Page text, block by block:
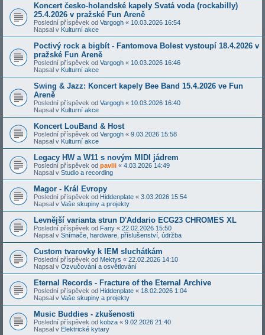
Koncert česko-holandské kapely Svatá voda (rockabilly)
25.4.2026 v pražské Fun Areně
Poslední příspěvek od Vargogh « 10.03.2026 16:54
Napsal v Kulturní akce
Poctivý rock a bigbít - Fantomova Bolest vystoupí 18.4.2026 v
pražské Fun Areně
Poslední příspěvek od Vargogh « 10.03.2026 16:46
Napsal v Kulturní akce
Swing & Jazz: Koncert kapely Bee Band 15.4.2026 ve Fun
Areně
Poslední příspěvek od Vargogh « 10.03.2026 16:40
Napsal v Kulturní akce
Koncert LouBand & Host
Poslední příspěvek od Vargogh « 9.03.2026 15:58
Napsal v Kulturní akce
Legacy HW a W11 s novým MIDI jádrem
Poslední příspěvek od pavlii « 4.03.2026 14:49
Napsal v Studio a recording
Magor - Král Evropy
Poslední příspěvek od Hiddenplate « 3.03.2026 15:54
Napsal v Vaše skupiny a projekty
Levnější varianta strun D'Addario ECG23 CHROMES XL
Poslední příspěvek od Fany « 22.02.2026 15:50
Napsal v Snímače, hardware, příslušenství, údržba
Custom tvarovky k IEM sluchátkám
Poslední příspěvek od Mektys « 22.02.2026 14:10
Napsal v Ozvučování a osvětlování
Eternal Records - Fracture of the Eternal Archive
Poslední příspěvek od Hiddenplate « 18.02.2026 1:04
Napsal v Vaše skupiny a projekty
Music Buddies - zkušenosti
Poslední příspěvek od kobza « 9.02.2026 21:40
Napsal v Elektrické kytary